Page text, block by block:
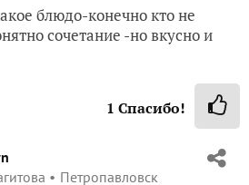
блюдо-конечно кто не
сочетание -но вкусно и
1 Спасибо!
Петропавловск